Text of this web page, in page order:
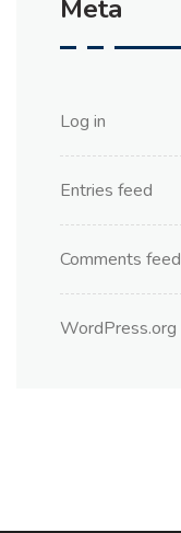
Meta
Log in
Entries feed
Comments feed
WordPress.org